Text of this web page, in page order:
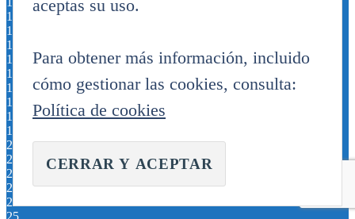
11
12
13
14
15
16
17
18
19
20
21
22
23
24
aceptas su uso.
Para obtener más información, incluido
cómo gestionar las cookies, consulta:
Política de cookies